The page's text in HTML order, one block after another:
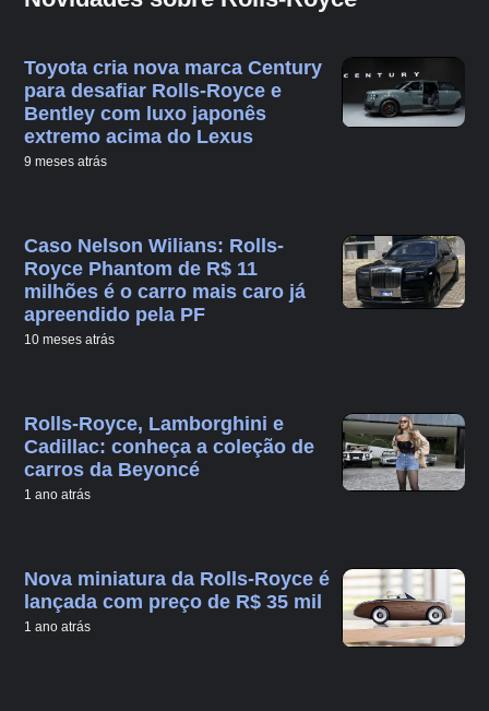
Toyota cria nova marca Century
para desafiar Rolls-Royce e
Bentley com luxo japonês
extremo acima do Lexus
9 meses atrás
Caso Nelson Wilians: Rolls-
Royce Phantom de R$ 11
milhões é o carro mais caro já
apreendido pela PF
10 meses atrás
Rolls-Royce, Lamborghini e
Cadillac: conheça a coleção de
carros da Beyoncé
1 ano atrás
Nova miniatura da Rolls-Royce é
lançada com preço de R$ 35 mil
1 ano atrás